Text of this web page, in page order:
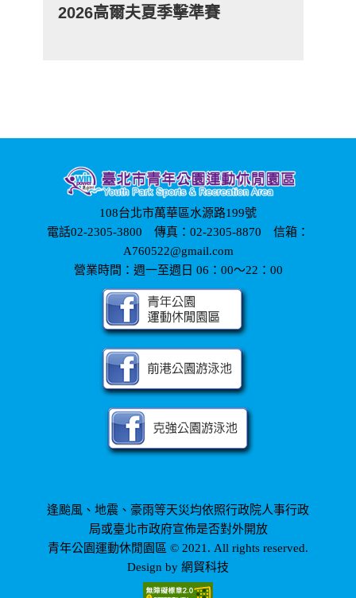
2026高爾夫夏季擊準賽
108台北市萬華區水源路199號
電話02-2305-3800 傳真：02-2305-8870 信箱：
A760522@gmail.com
營業時間：週一至週日 06：00～22：00
逢颱風、地震、豪雨等天災均依照行政院人事行政
局或臺北市政府宣佈是否對外開放
青年公園運動休閒園區 © 2021. All rights reserved.
Design by 網貿科技